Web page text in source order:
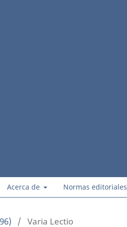
Acerca de Normas editoriales
/ Varia Lectio